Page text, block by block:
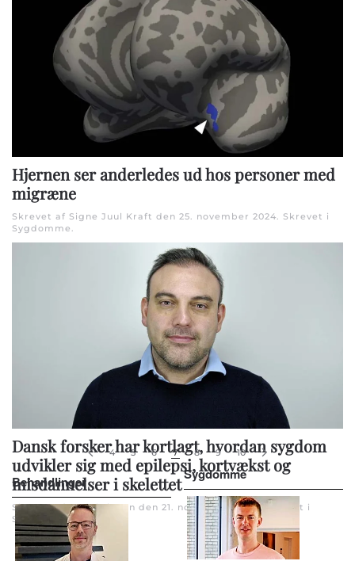
Hjernen ser anderledes ud hos personer med
migræne
Skrevet af Signe Juul Kraft den 25. november 2024. Skrevet i
Sygdomme.
Dansk forsker har kortlagt, hvordan sygdom
udvikler sig med epilepsi, kortvækst og
misdannelser i skelettet
Skrevet af Redaktionen den 21. november 2024. Skrevet i
Sjældne sygdomme
4 5 6 7 8 9 10
Behandlinger Sygdomme